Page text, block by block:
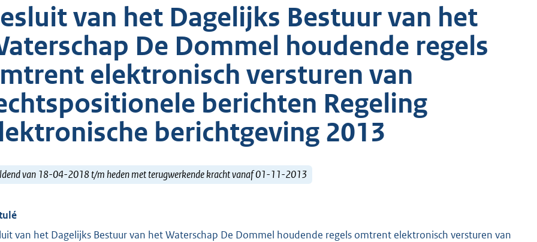
van het Dagelijks Bestuur van het
De Dommel houdende regels
elektronisch versturen van
berichten Regeling
berichtgeving 2013
van 18-04-2018 t/m heden met terugwerkende kracht vanaf 01-11-2013
van het Dagelijks Bestuur van het Waterschap De Dommel houdende regels omtrent elektronisch versturen van